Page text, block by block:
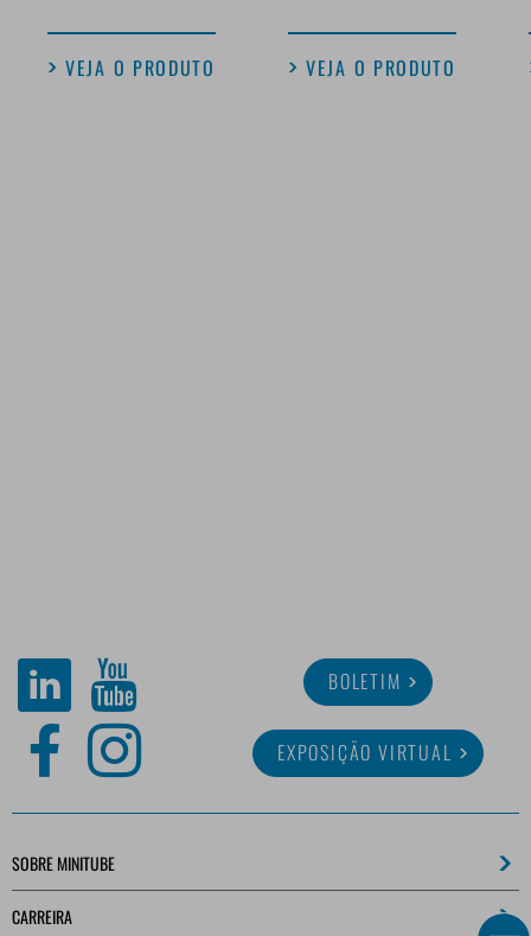
VEJA O PRODUTO VEJA O PRODUTO
BOLETIM
EXPOSIÇÃO VIRTUAL
SOBRE MINITUBE
CARREIRA